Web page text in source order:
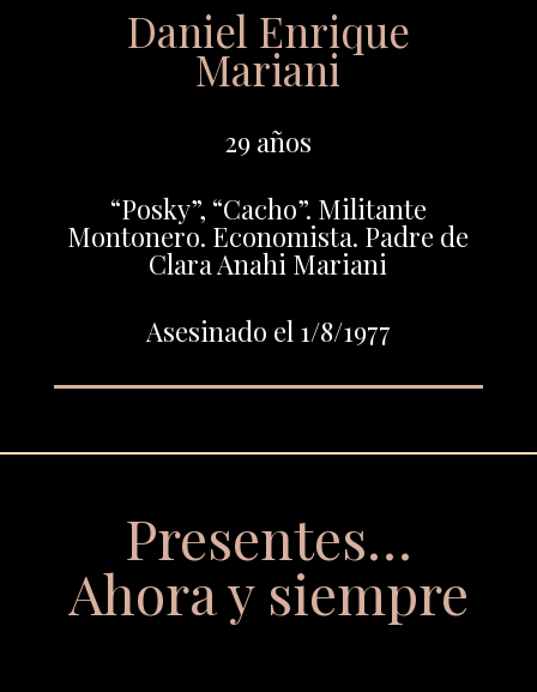
Daniel Enrique
Mariani
29 años
“Posky”, “Cacho”. Militante
Montonero. Economista. Padre de
Clara Anahi Mariani
Asesinado el 1/8/1977
Presentes…
Ahora y siempre